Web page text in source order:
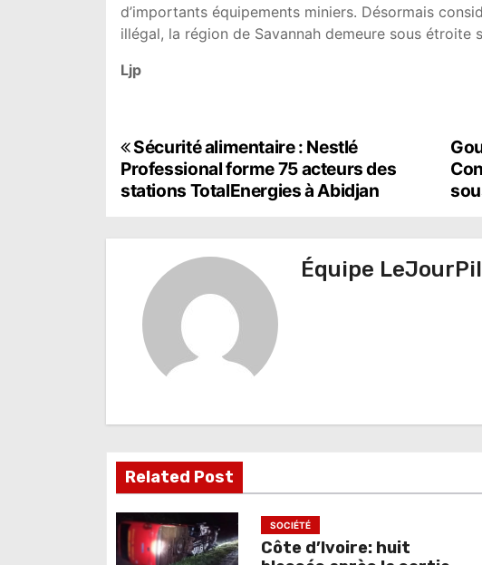
d’importants équipements miniers. Désormais
illégal, la région de Savannah demeure sous étroite
Ljp
N
a
o
n
d
e
Sécurité alimentaire : Nestlé
Professional forme 75 acteurs des
stations TotalEnergies à Abidjan
Équipe
Related Post
SOCIÉTÉ
Côte d’Ivoire: huit